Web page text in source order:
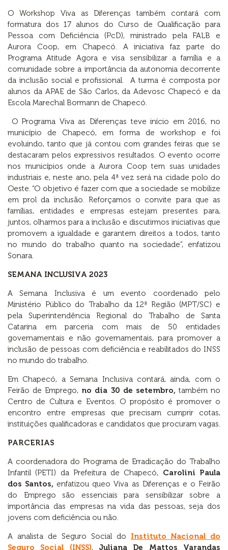
O Workshop Viva as Diferenças também contará com
formatura dos 17 alunos do Curso de Qualificação para
Pessoa com Deficiência (PcD), ministrado pela FALB e
Aurora Coop, em Chapecó. A iniciativa faz parte do
Programa Atitude Agora e visa sensibilizar a família e a
comunidade sobre a importância da autonomia decorrente
da inclusão social e profissional. A turma é composta por
alunos da APAE de São Carlos, da Adevosc Chapecó e da
Escola Marechal Bormann de Chapecó.
O Programa Viva as Diferenças teve início em 2016, no
município de Chapecó, em forma de workshop e foi
evoluindo, tanto que já contou com grandes feiras que se
destacaram pelos expressivos resultados. O evento ocorre
nos municípios onde a Aurora Coop tem suas unidades
industriais e, neste ano, pela 4ª vez será na cidade polo do
Oeste. “O objetivo é fazer com que a sociedade se mobilize
em prol da inclusão. Reforçamos o convite para que as
famílias, entidades e empresas estejam presentes para,
juntos, olharmos para a inclusão e discutirmos iniciativas que
promovem a igualdade e garantem direitos a todos, tanto
no mundo do trabalho quanto na sociedade”, enfatizou
Sonara.
SEMANA INCLUSIVA 2023
A Semana Inclusiva é um evento coordenado pelo
Ministério Público do Trabalho da 12ª Região (MPT/SC) e
pela Superintendência Regional do Trabalho de Santa
Catarina em parceria com mais de 50 entidades
governamentais e não governamentais, para promover a
inclusão de pessoas com deficiência e reabilitados do INSS
no mundo do trabalho.
Em Chapecó, a Semana Inclusiva contará, ainda, com o
Feirão de Emprego, no dia 30 de setembro, também no
Centro de Cultura e Eventos. O propósito é promover o
encontro entre empresas que precisam cumprir cotas,
instituições qualificadoras e candidatos que procuram vagas.
PARCERIAS
A coordenadora do Programa de Erradicação do Trabalho
Infantil (PETI) da Prefeitura de Chapecó, Carolini Paula
dos Santos, enfatizou queo Viva as Diferenças e o Feirão
do Emprego são essenciais para sensibilizar sobre a
importância das empresas na vida das pessoas, seja dos
jovens com deficiência ou não.
A analista de Seguro Social do Instituto Nacional do
Seguro Social (INSS),Juliana De Mattos Varandas